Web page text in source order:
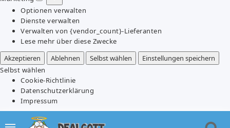
Marketing
Optionen verwalten
Dienste verwalten
Verwalten von {vendor_count}-Lieferanten
Lese mehr über diese Zwecke
Akzeptieren
Ablehnen Selbst wählen
Einstellungen speichern
Selbst wählen
Cookie-Richtlinie
Datenschutzerklärung
Impressum